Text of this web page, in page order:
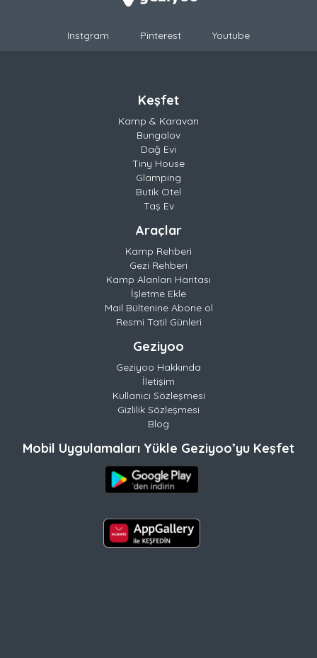
Instgram Pinterest Youtube
Keşfet
Kamp & Karavan
Bungalov
Dağ Evi
Tiny House
Glamping
Butik Otel
Taş Ev
Araçlar
Kamp Rehberi
Gezi Rehberi
Kamp Alanları Haritası
İşletme Ekle
Mail Bültenine Abone ol
Resmi Tatil Günleri
Geziyoo
Geziyoo Hakkında
İletişim
Kullanıcı Sözleşmesi
Gizlilik Sözleşmesi
Blog
Mobil Uygulamaları Yükle Geziyoo’yu Keşfet